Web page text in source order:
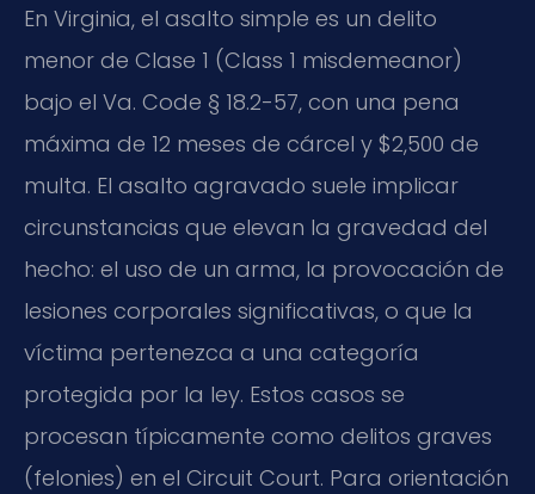
En Virginia, el asalto simple es un delito
menor de Clase 1 (Class 1 misdemeanor)
bajo el Va. Code § 18.2-57, con una pena
máxima de 12 meses de cárcel y $2,500 de
multa. El asalto agravado suele implicar
circunstancias que elevan la gravedad del
hecho: el uso de un arma, la provocación de
lesiones corporales significativas, o que la
víctima pertenezca a una categoría
protegida por la ley. Estos casos se
procesan típicamente como delitos graves
(felonies) en el Circuit Court. Para orientación